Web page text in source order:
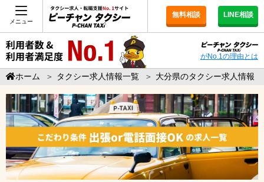
メニュー
無料相談 LINE相談
がNo.1の理由とは
ホーム ＞ タクシー求人情報一覧 ＞ 大分県のタクシー求人情報